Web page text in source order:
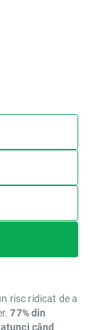
risc ridicat de a
77% din
când